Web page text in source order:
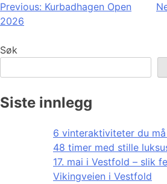
Innleggsnavigasjon
Previous: Kurbadhagen Open
2026
Søk
Siste innlegg
6 vinteraktiviteter du
48 timer med stille
17. mai i Vestfold – slik
Vikingveien i Vestfold